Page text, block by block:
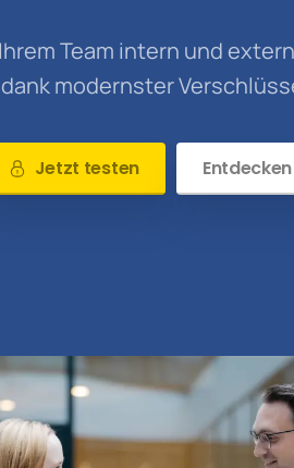
Team intern und
modernster
Jetzt testen